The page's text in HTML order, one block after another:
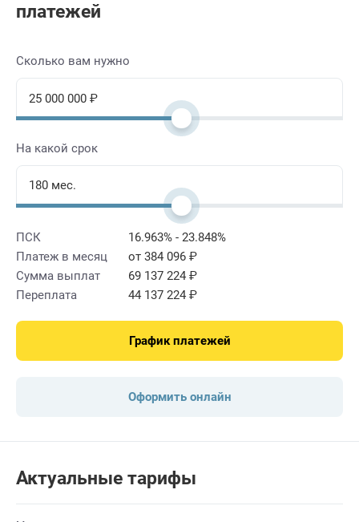
платежей
Сколько вам нужно
На какой срок
ПСК
16.963% - 23.848%
Платеж в месяц
от 384 096 ₽
Сумма выплат
69 137 224 ₽
Переплата
44 137 224 ₽
График платежей
Оформить онлайн
Актуальные тарифы